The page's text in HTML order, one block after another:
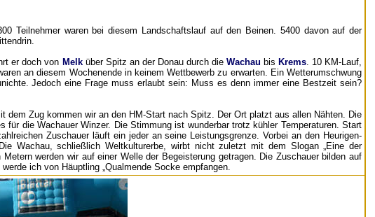
Teilnehmer waren bei diesem Landschaftslauf auf den Beinen. 5400 davon auf der
er doch von Melküber Spitz an der Donau durch die Wachau bis Krems. 10 KM-Lauf,
an diesem Wochenende in keinem Wettbewerb zu erwarten. Ein Wetterumschwung
Jedoch eine Frage muss erlaubt sein: Muss es denn immer eine Bestzeit sein?
Zug kommen wir an den HM-Start nach Spitz. Der Ort platzt aus allen Nähten. Die
die Wachauer Winzer. Die Stimmung ist wunderbar trotz kühler Temperaturen. Start
Zuschauer läuft ein jeder an seine Leistungsgrenze. Vorbei an den Heurigen-
Wachau, schließlich Weltkulturerbe, wirbt nicht zuletzt mit dem Slogan „Eine der
werden wir auf einer Welle der Begeisterung getragen. Die Zuschauer bilden auf
ich von Häuptling „Qualmende Socke empfangen.